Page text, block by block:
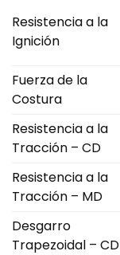
Resistencia a la
Ignición
Fuerza de la
Costura
Resistencia a la
Tracción – CD
Resistencia a la
Tracción – MD
Desgarro
Trapezoidal – CD